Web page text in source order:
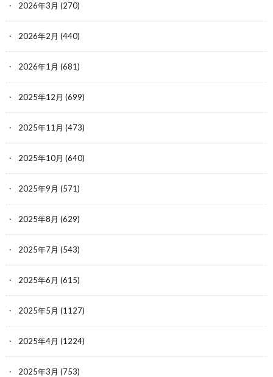
2026年3月 (270)
2026年2月 (440)
2026年1月 (681)
2025年12月 (699)
2025年11月 (473)
2025年10月 (640)
2025年9月 (571)
2025年8月 (629)
2025年7月 (543)
2025年6月 (615)
2025年5月 (1127)
2025年4月 (1224)
2025年3月 (753)